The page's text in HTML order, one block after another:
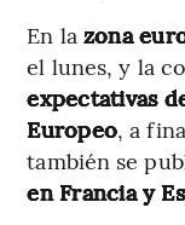
En la zona
el lunes, y la
expectativas
Europeo, a
también se
en Francia y